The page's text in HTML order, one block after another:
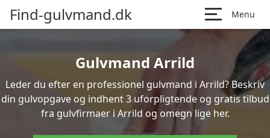
Find-gulvmand.dk Menu
Gulvmand Arrild
Leder du efter en professionel gulvmand i Arrild? Beskriv
din gulvopgave og indhent 3 uforpligtende og gratis tilbud
fra gulvfirmaer i Arrild og omegn lige her.